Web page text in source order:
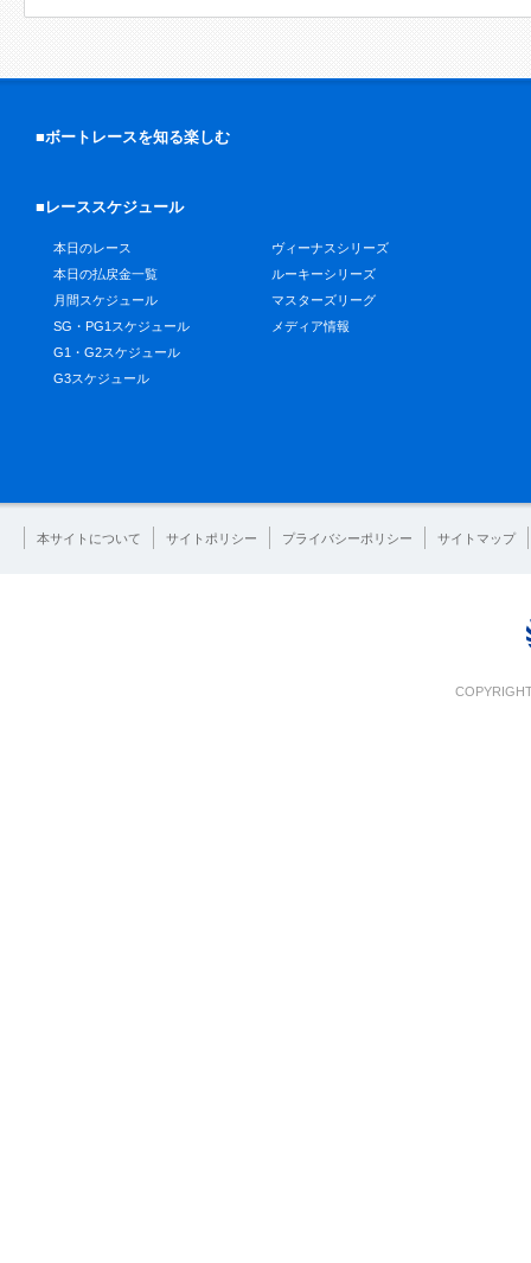
■ボートレースを知る楽しむ
■レーススケジュール
本日のレース
本日の払戻金一覧
月間スケジュール
SG・PG1スケジュール
G1・G2スケジュール
G3スケジュール
ヴィーナスシリーズ
ルーキーシリーズ
マスターズリーグ
メディア情報
本サイトについて サイトポリシー プライバシーポリシー サイトマップ